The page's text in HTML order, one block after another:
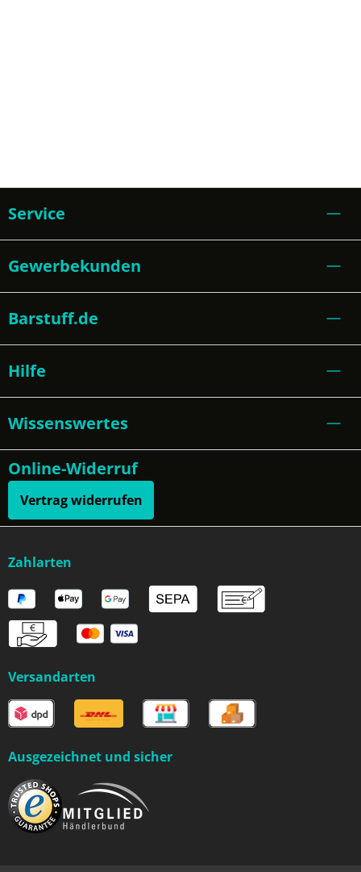
Service
Gewerbekunden
Barstuff.de
Hilfe
Wissenswertes
Online-Widerruf
Vertrag widerrufen
Zahlarten
Versandarten
Ausgezeichnet und sicher